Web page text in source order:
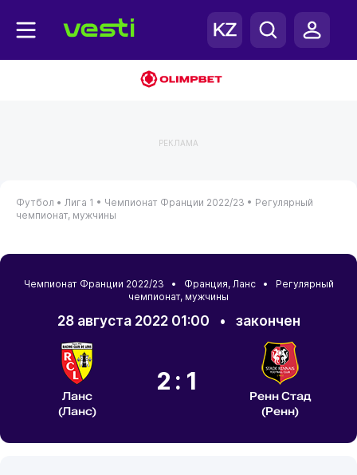
РЕКЛАМА
Футбол • Лига 1 • Чемпионат Франции 2022/23 • Регулярный
чемпионат, мужчины
Чемпионат Франции 2022/23 • Франция, Ланс• Регулярный
чемпионат, мужчины
28 августа 2022 01:00 • закончен
Ланс
(Ланс)
2:1
Ренн Стад
(Ренн)